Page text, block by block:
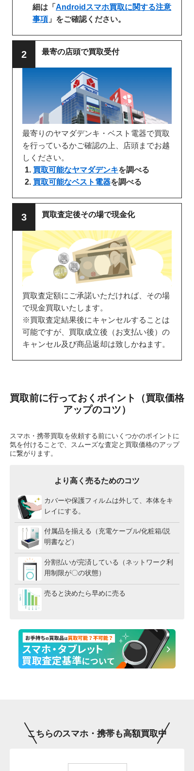
細は「 Androidスマホ買取に関する注意
事項 」をご確認ください。
最寄の店頭で買取受付
最寄りのヤマダデンキ・ベスト電器で買取
を行っているかご確認の上、店頭までお越
しください。
買取可能なヤマダデンキを調べる
買取可能なベスト電器を調べる
買取査定後その場で現金化
買取査定額にご承諾いただければ、その場
で現金買取いたします。
※買取査定結果後にキャンセルすることは
可能ですが、買取成立後（お支払い後）の
キャンセル及び商品返却は致しかねます。
買取前に行っておくポイント（買取価格
アップのコツ）
スマホ・携帯買取を依頼する前にいくつかのポイントに
気を付けることで、スムーズな査定と買取価格のアップ
に繋がります。
より高く売るためのコツ
カバーや保護フィルムは外して、本体をキ
レイにする。
付属品を揃える（充電ケーブル/化粧箱/説
明書など）
分割払いが完済している（ネットワーク利
用制限が〇の状態）
売ると決めたら早めに売る
こちらのスマホ・携帯も高額買取中